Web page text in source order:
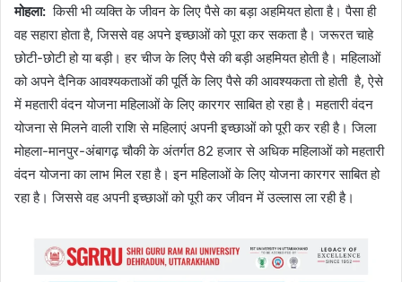
मोहला: किसी भी व्यक्ति के जीवन के लिए पैसे का बड़ा अहमियत होता है। पैसा ही
वह सहारा होता है, जिससे वह अपने इच्छाओं को पूरा कर सकता है। जरूरत चाहे
छोटी-छोटी हो या बड़ी। हर चीज के लिए पैसे की बड़ी अहमियत होती है। महिलाओं
को अपने दैनिक आवश्यकताओं की पूर्ति के लिए पैसे की आवश्यकता तो होती है, ऐसे
में महतारी वंदन योजना महिलाओं के लिए कारगर साबित हो रहा है। महतारी वंदन
योजना से मिलने वाली राशि से महिलाएं अपनी इच्छाओं को पूरी कर रही है। जिला
मोहला-मानपुर-अंबागढ़ चौकी के अंतर्गत 82 हजार से अधिक महिलाओं को महतारी
वंदन योजना का लाभ मिल रहा है। इन महिलाओं के लिए योजना कारगर साबित हो
रहा है। जिससे वह अपनी इच्छाओं को पूरी कर जीवन में उल्लास ला रही है।